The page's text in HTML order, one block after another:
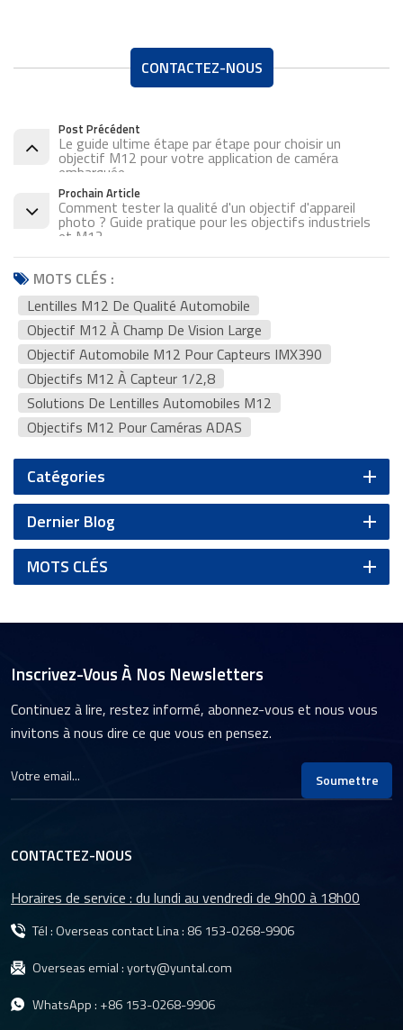
CONTACTEZ-NOUS
Post Précédent
Le guide ultime étape par étape pour choisir un
objectif M12 pour votre application de caméra
embarquée
Prochain Article
Comment tester la qualité d'un objectif d'appareil
photo ? Guide pratique pour les objectifs industriels
et M12
MOTS CLÉS :
Lentilles M12 De Qualité Automobile
Objectif M12 À Champ De Vision Large
Objectif Automobile M12 Pour Capteurs IMX390
Objectifs M12 À Capteur 1/2,8
Solutions De Lentilles Automobiles M12
Objectifs M12 Pour Caméras ADAS
Catégories
Dernier Blog
MOTS CLÉS
Inscrivez-Vous À Nos Newsletters
Continuez à lire, restez informé, abonnez-vous et nous vous
invitons à nous dire ce que vous en pensez.
Soumettre
CONTACTEZ-NOUS
Horaires de service : du lundi au vendredi de 9h00 à 18h00
Tél : Overseas contact Lina :86 153-0268-9906
Overseas emial :yorty@yuntal.com
WhatsApp : +86 153-0268-9906